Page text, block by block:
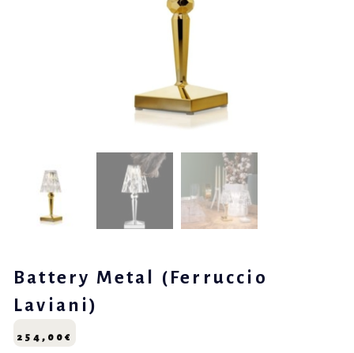
Battery Metal (Ferruccio
Laviani)
254,00€